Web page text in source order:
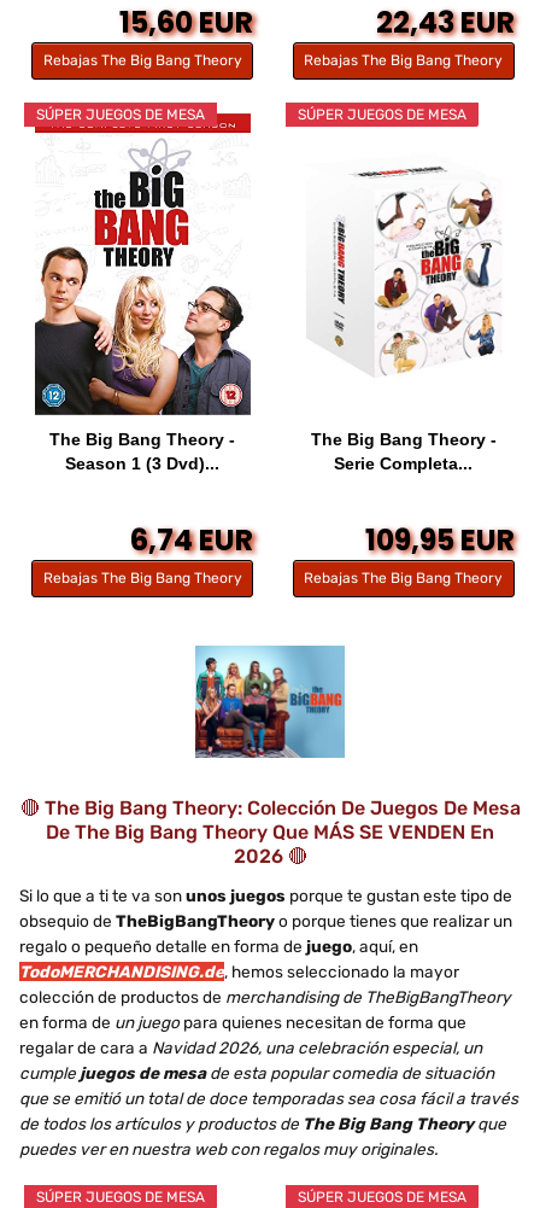
15,60 EUR
Rebajas The Big Bang Theory
22,43 EUR
Rebajas The Big Bang Theory
SÚPER JUEGOS DE MESA
The Big Bang Theory -
Season 1 (3 Dvd)...
6,74 EUR
Rebajas The Big Bang Theory
SÚPER JUEGOS DE MESA
The Big Bang Theory -
Serie Completa...
109,95 EUR
Rebajas The Big Bang Theory
🔴 The Big Bang Theory: Colección De Juegos De Mesa
De The Big Bang Theory Que MÁS SE VENDEN En
2026 🔴
Si lo que a ti te va sonunos juegos porque te gustan este tipo de
obsequio de TheBigBangTheoryo porque tienes que realizar un
regalo o pequeño detalle en forma de juego, aquí, en
TodoMERCHANDISING.de, hemos seleccionado la mayor
colección de productos de merchandising de TheBigBangTheory
en forma de un juegopara quienes necesitan de forma que
regalar de cara a Navidad 2026, una celebración especial, un
cumple juegos de mesade esta popular comedia de situación
que se emitió un total de doce temporadas sea cosa fácil a través
de todos los artículos y productos de The Big Bang Theoryque
puedes ver en nuestra web con regalos muy originales.
SÚPER JUEGOS DE MESA SÚPER JUEGOS DE MESA